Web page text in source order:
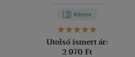
Könyv
Utolsó ismert ár:
2 970 Ft